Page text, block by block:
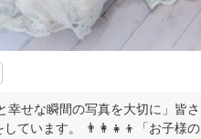
幸せな瞬間の写真を大切に」皆さ
しています。 👨‍👩‍👧‍👦「お子様の